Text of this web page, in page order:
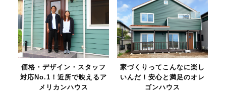
価格・デザイン・スタッフ
対応No.1！近所で映えるア
メリカンハウス
家づくりってこんなに楽し
いんだ！安心と満足のオレ
ゴンハウス